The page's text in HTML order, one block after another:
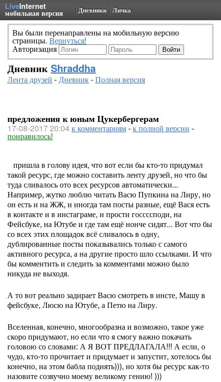
LiveInternet
мобильная версия Дневники Личка
Вы были перенаправлены на мобильную версию
страницы. Вернуться!
Авторизация
Дневник Shraddha
Лента друзей -Дневник-Полная версия
предложения к юным Цукербергерам
17-08-2017 20:04к комментариям-к полной версии -
понравилось!
пришла в голову идея, что вот если бы кто-то придумал
такой ресурс, где можно составить ленту друзей, но что бы
туда сливалось ото всех ресурсов автоматически...
Например, жутко люблю читать Васю Пупкина на Лиру, но
он есть и на ЖЖ, и иногда там посты разные, ещё Вася есть
в контакте и в инстаграме, и прости госсссподи, на
Фейсбуке, на Ютубе и где там ещё нонче сидят... Вот что бы
со всех этих площадок всё сливалось в одну,
дублированные посты показывались только с самого
активного ресурса, а на другие просто шло ссылками. И что
бы комментить и следить за комментами можно было
никуда не выходя.
А то вот реально задирает Васю смотреть в инсте, Машу в
фейсбуке, Люсю на Ютубе, а Петю на Лиру.
Вселенная, конечно, многообразна и возможно, такое уже
скоро придумают, но если что я смогу важно покачать
головою со словами: А Я ВОТ ПРЕДЛАГАЛА!!! А если, о
чудо, кто-то прочитает и придумает и запустит, хотелось бы
конечно, на этом бабла поднять))), но хотя бы ресурс как-то
назовите созвучно моему великому гению! )))